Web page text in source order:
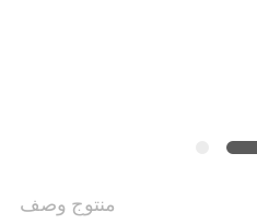
منتوج وصف